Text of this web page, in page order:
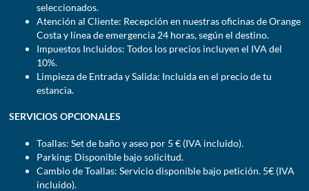
seleccionados.
Atención al Cliente: Recepción en nuestras oficinas de Orange
Costa y línea de emergencia 24 horas, según el destino.
Impuestos Incluidos: Todos los precios incluyen el IVA del
10%.
Limpieza de Entrada y Salida: Incluida en el precio de tu
estancia.
SERVICIOS OPCIONALES
Toallas: Set de baño y aseo por 5 € (IVA incluido).
Parking: Disponible bajo solicitud.
Cambio de Toallas: Servicio disponible bajo petición. 5€ (IVA
incluido).